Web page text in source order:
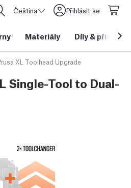
americké
Čeština Přihlásit se
Materiály Díly &
XL Toolhead Upgrade
Single-Tool to Dual-